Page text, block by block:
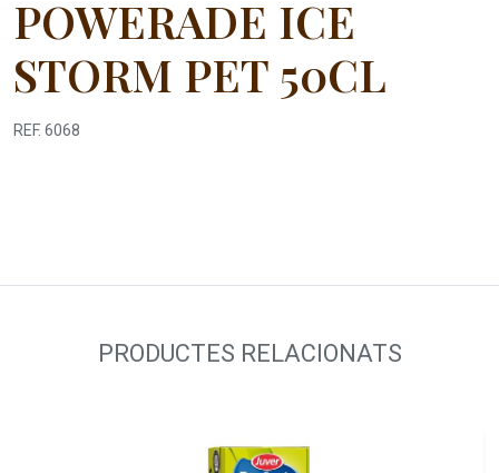
POWERADE ICE
STORM PET 50CL
REF. 6068
PRODUCTES RELACIONATS